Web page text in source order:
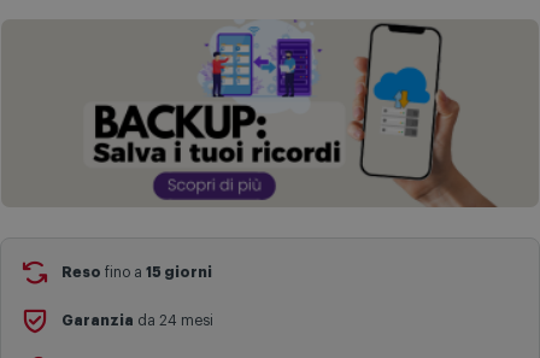
Reso fino a 15 giorni
Garanzia da 24 mesi